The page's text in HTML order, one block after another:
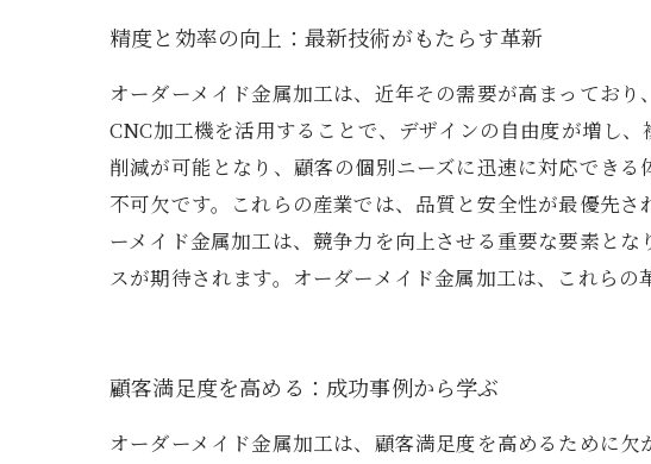
精度と効率の向上：最新技術がもたらす革新
オーダーメイド金属加工は、近年その需要が高まってお
CNC加工機を活用することで、デザインの自由度が増し
削減が可能となり、顧客の個別ニーズに迅速に対応でき
不可欠です。これらの産業では、品質と安全性が最優先
ーメイド金属加工は、競争力を向上させる重要な要素と
スが期待されます。オーダーメイド金属加工は、これら
顧客満足度を高める：成功事例から学ぶ
オーダーメイド金属加工は、顧客満足度を高めるために